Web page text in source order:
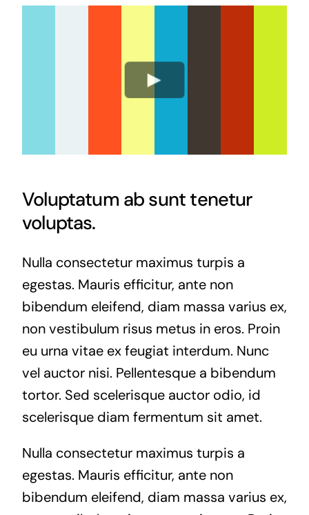
Voluptatum ab sunt tenetur
voluptas.
Nulla consectetur maximus turpis a
egestas. Mauris efficitur, ante non
bibendum eleifend, diam massa varius ex,
non vestibulum risus metus in eros. Proin
eu urna vitae ex feugiat interdum. Nunc
vel auctor nisi. Pellentesque a bibendum
tortor. Sed scelerisque auctor odio, id
scelerisque diam fermentum sit amet.
Nulla consectetur maximus turpis a
egestas. Mauris efficitur, ante non
bibendum eleifend, diam massa varius ex,